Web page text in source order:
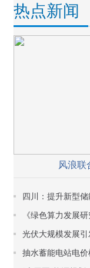
热点新闻
风浪联
四川：提升新型
《绿色算力发展
光伏大规模发展
抽水蓄能电站电